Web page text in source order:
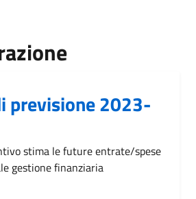
previsione 2023-
stima le future entrate/spese
gestione finanziaria